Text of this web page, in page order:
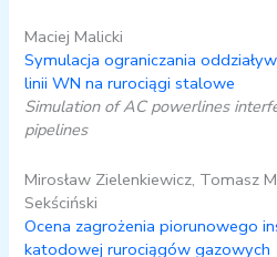
Maciej Malicki
Symulacja ograniczania
linii WN na rurociągi stalowe
Simulation of AC powerlines
pipelines
Mirosław Zielenkiewicz, Tomasz
Sekściński
Ocena zagrożenia piorunowego
katodowej rurociągów gazowych